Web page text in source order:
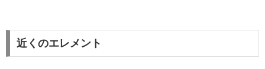
近くのエレメント